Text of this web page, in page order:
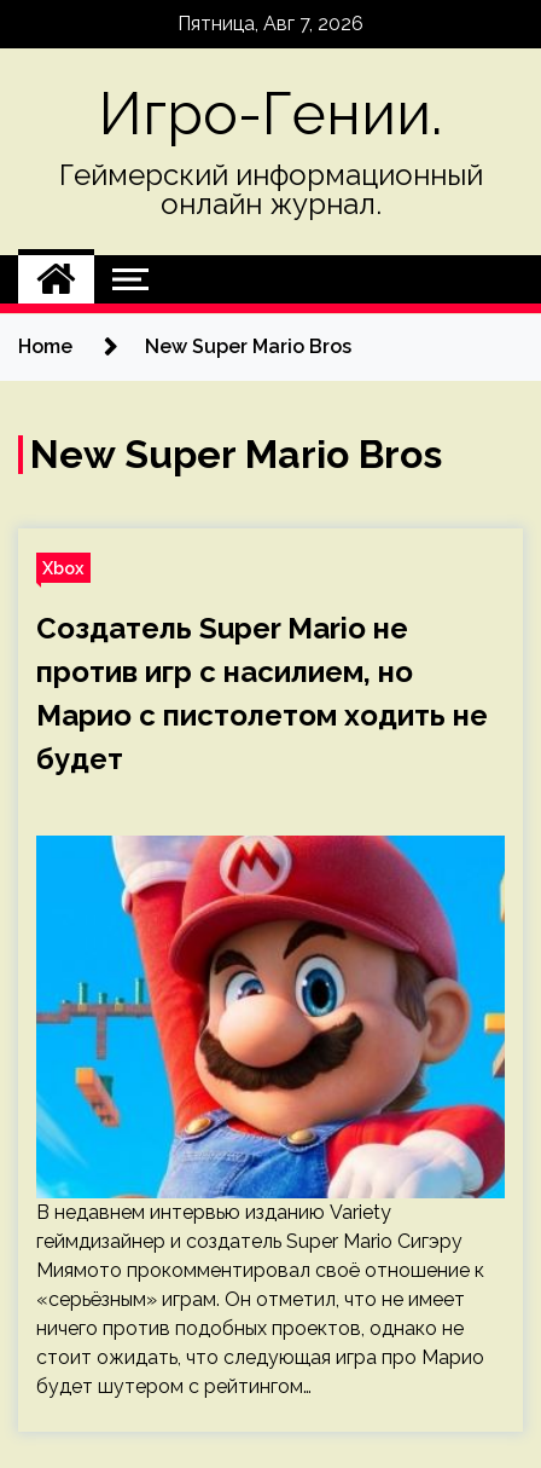
Пятница, Авг 7, 2026
Игро-Гении.
Геймерский информационный
онлайн журнал.
Home New Super Mario Bros
New Super Mario Bros
Xbox
Создатель Super Mario не
против игр с насилием, но
Марио с пистолетом ходить не
будет
В недавнем интервью изданию Variety
геймдизайнер и создатель Super Mario Сигэру
Миямото прокомментировал своё отношение к
«серьёзным» играм. Он отметил, что не имеет
ничего против подобных проектов, однако не
стоит ожидать, что следующая игра про Марио
будет шутером с рейтингом…